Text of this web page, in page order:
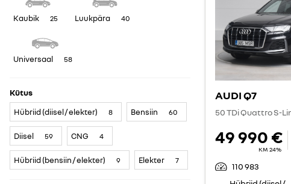
Kaubik 25 Luukpära 40
Universaal 58
Kütus
Hübriid (diisel / elekter) 8 Bensiin 60
Diisel 59 CNG 4
Hübriid (bensiin / elekter) 9 Elekter 7
AUDI Q7
50 TDi Quattro S-
49 990 €
KM 24%
110 983